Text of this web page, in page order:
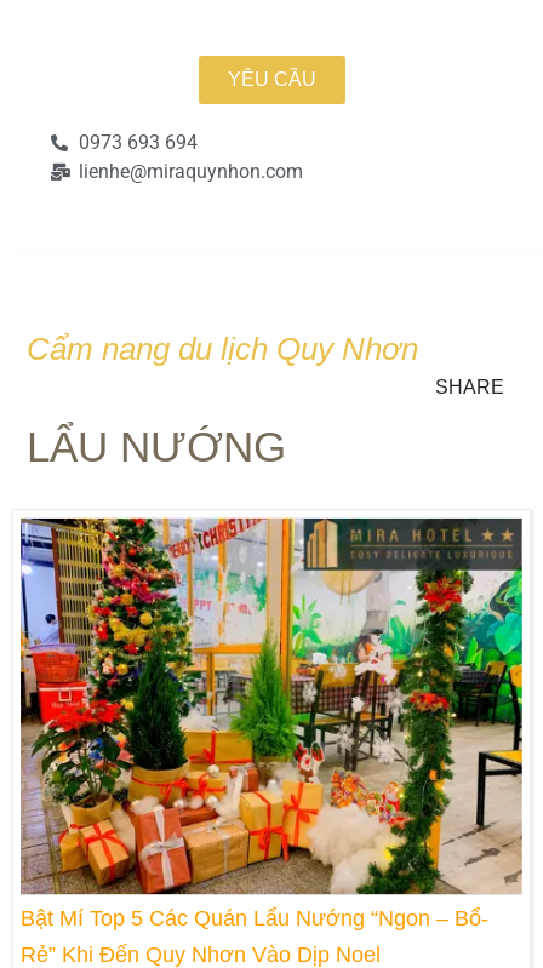
YÊU CẦU
0973 693 694
lienhe@miraquynhon.com
Cẩm nang du lịch Quy Nhơn
SHARE
LẨU NƯỚNG
Bật Mí Top 5 Các Quán Lẩu Nướng “Ngon – Bổ-
Rẻ” Khi Đến Quy Nhơn Vào Dịp Noel